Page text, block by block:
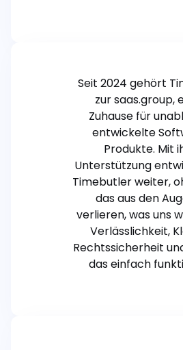
Seit 2024 gehört
zur saas.group,
Zuhause für
entwickelte
Produkte. Mit
Unterstützung
Timebutler weiter,
das aus den
verlieren, was uns
Verlässlichkeit,
Rechtssicherheit
das einfach